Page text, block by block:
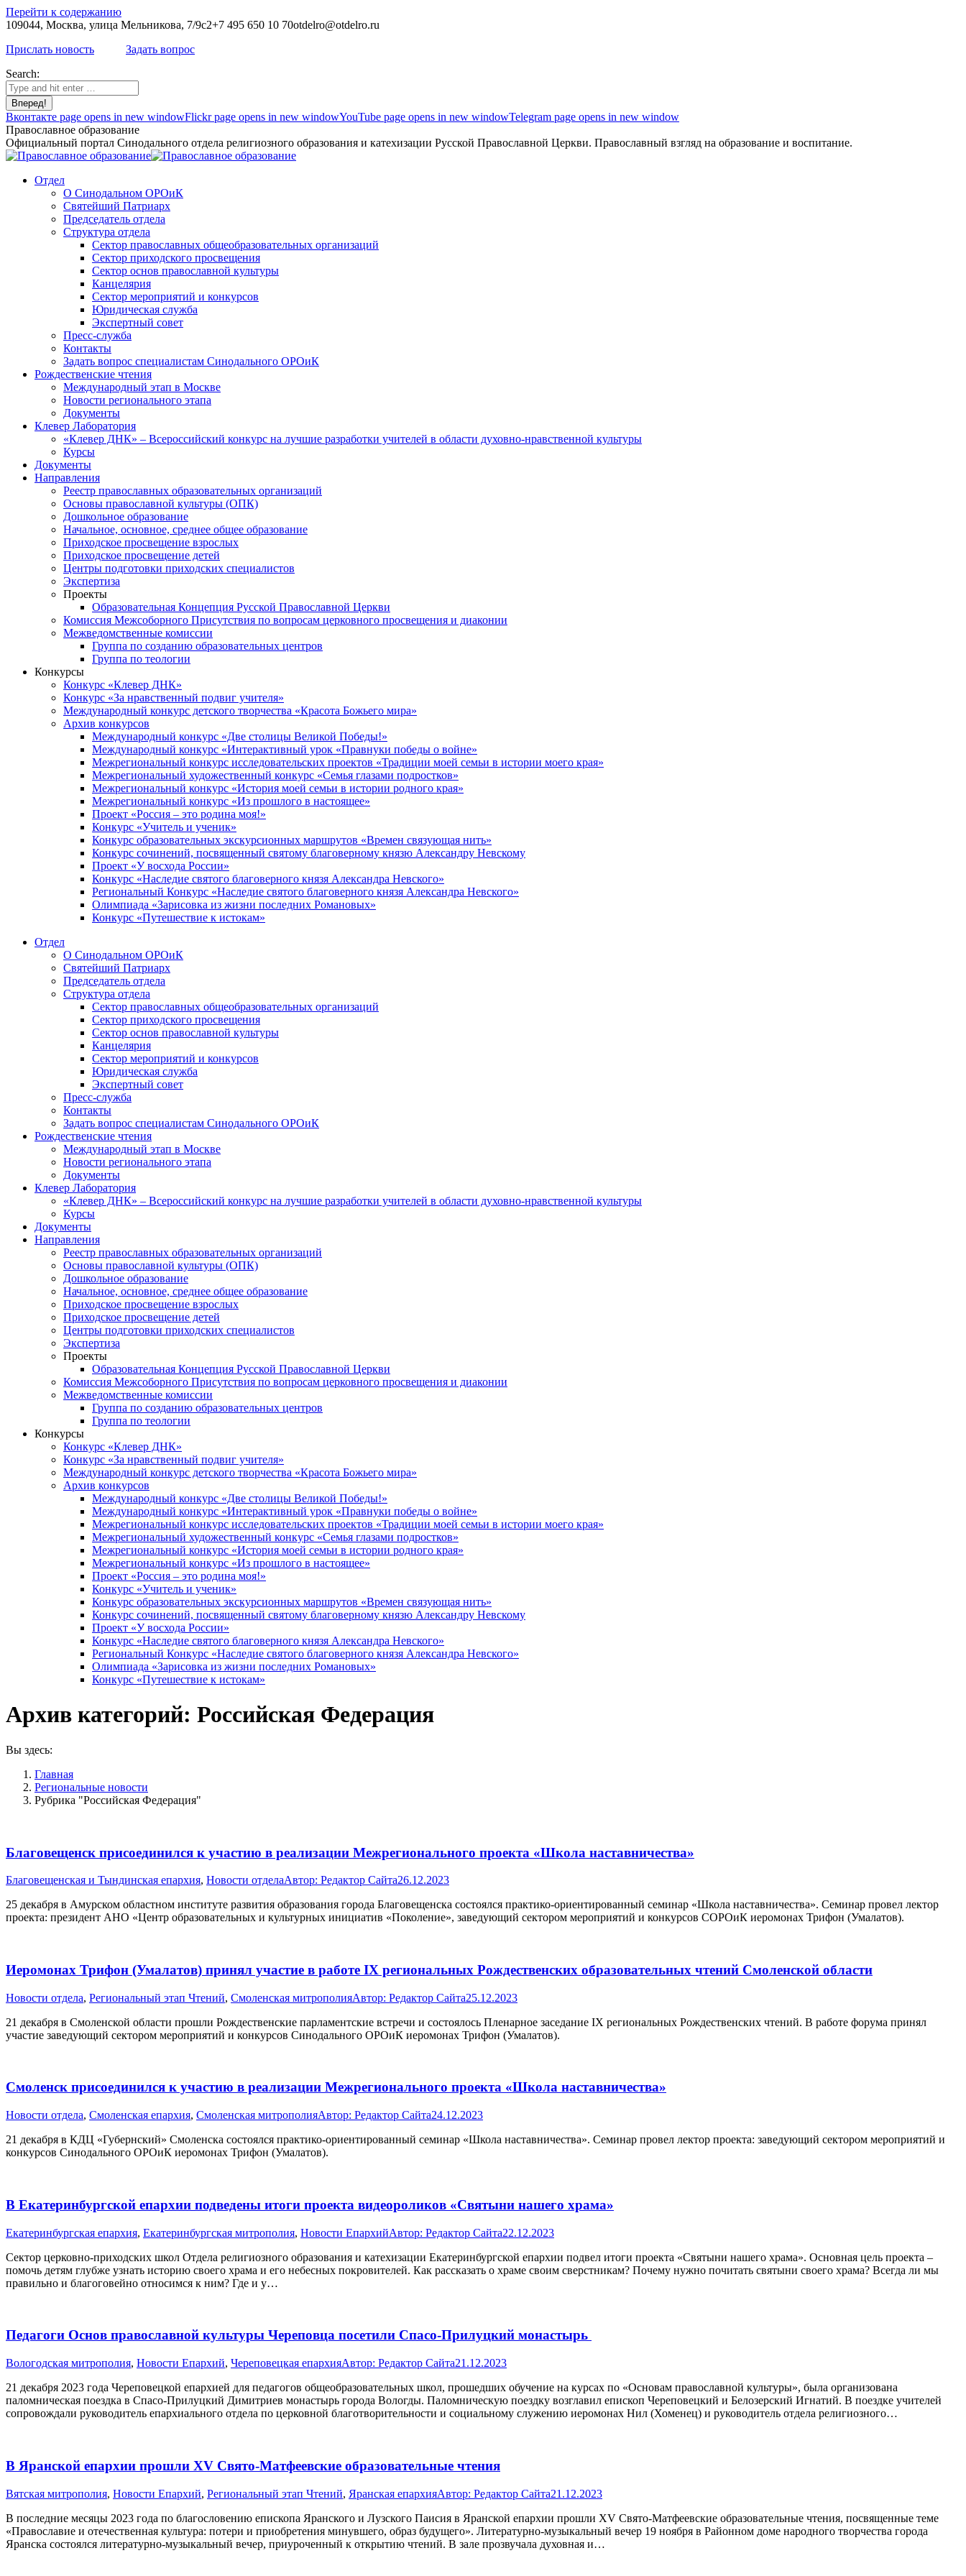
Перейти к содержанию
109044, Москва, улица Мельникова, 7/9с2+7 495 650 10 70otdelro@otdelro.ru
Прислать новость
Задать вопрос
Search:
Вконтакте page opens in new windowFlickr page opens in new windowYouTube page opens in new windowTelegram page opens in new window
Православное образование
Официальный портал Синодального отдела религиозного образования и катехизации Русской Православной Церкви. Православный взгляд на образование и воспитание.
Отдел
О Синодальном ОРОиК
Святейший Патриарх
Председатель отдела
Структура отдела
Сектор православных общеобразовательных организаций
Сектор приходского просвещения
Сектор основ православной культуры
Канцелярия
Сектор мероприятий и конкурсов
Юридическая служба
Экспертный совет
Пресс-служба
Контакты
Задать вопрос специалистам Синодального ОРОиК
Рождественские чтения
Международный этап в Москве
Новости регионального этапа
Документы
Клевер Лаборатория
«Клевер ДНК» – Всероссийский конкурс на лучшие разработки учителей в области духовно-нравственной культуры
Курсы
Документы
Направления
Реестр православных образовательных организаций
Основы православной культуры (ОПК)
Дошкольное образование
Начальное, основное, среднее общее образование
Приходское просвещение взрослых
Приходское просвещение детей
Центры подготовки приходских специалистов
Экспертиза
Проекты
Образовательная Концепция Русской Православной Церкви
Комиссия Межсоборного Присутствия по вопросам церковного просвещения и диаконии
Межведомственные комиссии
Группа по созданию образовательных центров
Группа по теологии
Конкурсы
Конкурс «Клевер ДНК»
Конкурс «За нравственный подвиг учителя»
Международный конкурс детского творчества «Красота Божьего мира»
Архив конкурсов
Международный конкурс «Две столицы Великой Победы!»
Международный конкурс «Интерактивный урок «Правнуки победы о войне»
Межрегиональный конкурс исследовательских проектов «Традиции моей семьи в истории моего края»
Межрегиональный художественный конкурс «Семья глазами подростков»
Межрегиональный конкурс «История моей семьи в истории родного края»
Межрегиональный конкурс «Из прошлого в настоящее»
Проект «Россия – это родина моя!»
Конкурс «Учитель и ученик»
Конкурс образовательных экскурсионных маршрутов «Времен связующая нить»
Конкурс сочинений, посвященный святому благоверному князю Александру Невскому
Проект «У восхода России»
Конкурс «Наследие святого благоверного князя Александра Невского»
Региональный Конкурс «Наследие святого благоверного князя Александра Невского»
Олимпиада «Зарисовка из жизни последних Романовых»
Конкурс «Путешествие к истокам»
Отдел
О Синодальном ОРОиК
Святейший Патриарх
Председатель отдела
Структура отдела
Сектор православных общеобразовательных организаций
Сектор приходского просвещения
Сектор основ православной культуры
Канцелярия
Сектор мероприятий и конкурсов
Юридическая служба
Экспертный совет
Пресс-служба
Контакты
Задать вопрос специалистам Синодального ОРОиК
Рождественские чтения
Международный этап в Москве
Новости регионального этапа
Документы
Клевер Лаборатория
«Клевер ДНК» – Всероссийский конкурс на лучшие разработки учителей в области духовно-нравственной культуры
Курсы
Документы
Направления
Реестр православных образовательных организаций
Основы православной культуры (ОПК)
Дошкольное образование
Начальное, основное, среднее общее образование
Приходское просвещение взрослых
Приходское просвещение детей
Центры подготовки приходских специалистов
Экспертиза
Проекты
Образовательная Концепция Русской Православной Церкви
Комиссия Межсоборного Присутствия по вопросам церковного просвещения и диаконии
Межведомственные комиссии
Группа по созданию образовательных центров
Группа по теологии
Конкурсы
Конкурс «Клевер ДНК»
Конкурс «За нравственный подвиг учителя»
Международный конкурс детского творчества «Красота Божьего мира»
Архив конкурсов
Международный конкурс «Две столицы Великой Победы!»
Международный конкурс «Интерактивный урок «Правнуки победы о войне»
Межрегиональный конкурс исследовательских проектов «Традиции моей семьи в истории моего края»
Межрегиональный художественный конкурс «Семья глазами подростков»
Межрегиональный конкурс «История моей семьи в истории родного края»
Межрегиональный конкурс «Из прошлого в настоящее»
Проект «Россия – это родина моя!»
Конкурс «Учитель и ученик»
Конкурс образовательных экскурсионных маршрутов «Времен связующая нить»
Конкурс сочинений, посвященный святому благоверному князю Александру Невскому
Проект «У восхода России»
Конкурс «Наследие святого благоверного князя Александра Невского»
Региональный Конкурс «Наследие святого благоверного князя Александра Невского»
Олимпиада «Зарисовка из жизни последних Романовых»
Конкурс «Путешествие к истокам»
Архив категорий: Российская Федерация
Вы здесь:
Главная
Pегиональные новости
Рубрика "Российская Федерация"
Благовещенск присоединился к участию в реализации Межрегионального проекта «Школа наставничества»
Благовещенская и Тындинская епархия, Новости отделаАвтор: Редактор Сайта26.12.2023
25 декабря в Амурском областном институте развития образования города Благовещенска состоялся практико-ориентированный семинар «Школа наставничества». Семинар провел лектор
проекта: президент АНО «Центр образовательных и культурных инициатив «Поколение», заведующий сектором мероприятий и конкурсов СОРОиК иеромонах Трифон (Умалатов).
Иеромонах Трифон (Умалатов) принял участие в работе IX региональных Рождественских образовательных чтений Смоленской области
Новости отдела, Региональный этап Чтений, Смоленская митрополияАвтор: Редактор Сайта25.12.2023
21 декабря в Смоленской области прошли Рождественские парламентские встречи и состоялось Пленарное заседание IX региональных Рождественских чтений. В работе форума принял
участие заведующий сектором мероприятий и конкурсов Синодального ОРОиК иеромонах Трифон (Умалатов).
Смоленск присоединился к участию в реализации Межрегионального проекта «Школа наставничества»
Новости отдела, Смоленская епархия, Смоленская митрополияАвтор: Редактор Сайта24.12.2023
21 декабря в КДЦ «Губернский» Смоленска состоялся практико-ориентированный семинар «Школа наставничества». Семинар провел лектор проекта: заведующий сектором мероприятий и
конкурсов Синодального ОРОиК иеромонах Трифон (Умалатов).
В Екатеринбургской епархии подведены итоги проекта видеороликов «Святыни нашего храма»
Екатеринбургская епархия, Екатеринбургская митрополия, Новости ЕпархийАвтор: Редактор Сайта22.12.2023
Сектор церковно-приходских школ Отдела религиозного образования и катехизации Екатеринбургской епархии подвел итоги проекта «Святыни нашего храма». Основная цель проекта –
помочь детям глубже узнать историю своего храма и его небесных покровителей. Как рассказать о храме своим сверстникам? Почему нужно почитать святыни своего храма? Всегда ли мы
правильно и благоговейно относимся к ним? Где и у…
Педагоги Основ православной культуры Череповца посетили Спасо-Прилуцкий монастырь
Вологодская митрополия, Новости Епархий, Череповецкая епархияАвтор: Редактор Сайта21.12.2023
21 декабря 2023 года Череповецкой епархией для педагогов общеобразовательных школ, прошедших обучение на курсах по «Основам православной культуры», была организована
паломническая поездка в Спасо-Прилуцкий Димитриев монастырь города Вологды. Паломническую поездку возглавил епископ Череповецкий и Белозерский Игнатий. В поездке учителей
сопровождали руководитель епархиального отдела по церковной благотворительности и социальному служению иеромонах Нил (Хоменец) и руководитель отдела религиозного…
В Яранской епархии прошли XV Свято-Матфеевские образовательные чтения
Вятская митрополия, Новости Епархий, Региональный этап Чтений, Яранская епархияАвтор: Редактор Сайта21.12.2023
В последние месяцы 2023 года по благословению епископа Яранского и Лузского Паисия в Яранской епархии прошли XV Свято-Матфеевские образовательные чтения, посвященные теме
«Православие и отечественная культура: потери и приобретения минувшего, образ будущего». Литературно-музыкальный вечер 19 ноября в Районном доме народного творчества города
Яранска состоялся литературно-музыкальный вечер, приуроченный к открытию чтений. В зале прозвучала духовная и…